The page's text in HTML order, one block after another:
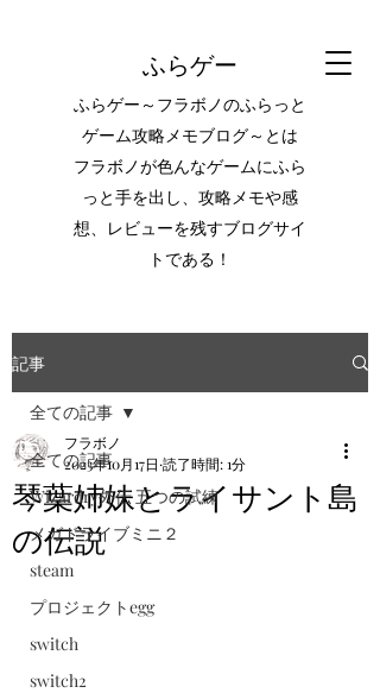
ふらゲー
ふらゲー～フラボノのふらっと
ゲーム攻略メモブログ～とは
フラボノが色んなゲームにふら
っと手を出し、攻略メモや感
想、レビューを残すブログサイ
トである！
記事
全ての記事
Wizardry外伝 五つの試練
メガドライブミニ２
steam
プロジェクトegg
switch
switch2
全ての記事
琴葉姉妹とライサント島
の伝説
フラボノ
2023年10月17日 読了時間: 1分